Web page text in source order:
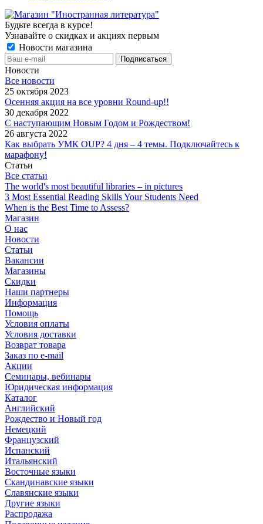
Будьте всегда в курсе!
Узнавайте о скидках и акциях первым
Новости магазина
Новости
Все новости
25 октября 2023
Осенняя акция на все уровни Round-up!!
30 декабря 2022
С наступающим Новым Годом и Рождеством!
26 августа 2022
Как выбрать УМК OUP? 4 дня – 4 темы. Подключайтесь к
марафону!
Статьи
Все статьи
The world's most beautiful libraries – in pictures
3 Most Essential Reading Skills Your Students Need
When is the Best Time to Assess?
Магазин
О нас
Новости
Статьи
Вакансии
Магазины
Скидки
Наши партнеры
Информация
Помощь
Условия оплаты
Условия доставки
Возврат товара
Заказ по e-mail
Акции
Семинары, вебинары
Юридическая информация
Каталог
Английский
Рождество и Новый год
Немецкий
Французский
Испанский
Итальянский
Восточные языки
Скандинавские языки
Славянские языки
Другие языки
Распродажа